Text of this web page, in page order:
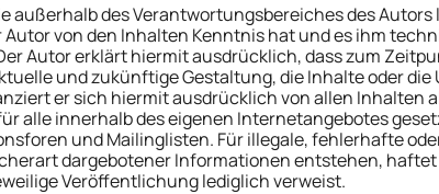
des Verantwortungsbereiches des Autors
von den Inhalten Kenntnis hat und es ihm
Autor erklärt hiermit ausdrücklich, dass zum
und zukünftige Gestaltung, die Inhalte oder
er sich hiermit ausdrücklich von allen Inhalten
alle innerhalb des eigenen Internetangebotes
und Mailinglisten. Für illegale, fehlerhafte
dargebotener Informationen entstehen,
Veröffentlichung lediglich verweist.